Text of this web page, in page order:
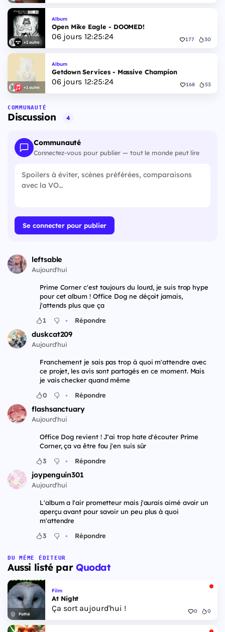
+1 autre
Album
Open Mike Eagle - DOOMED!
06jours 12:25:23 177 30
+1 autre
Album
Getdown Services - Massive Champion
06jours 12:25:23 168 53
COMMUNAUTÉ
Discussion 4
Communauté
Connectez-vous pour publier — tout le monde peut lire
Se connecter pour publier
leftsable
Aujourd'hui
Prime Corner c'est toujours du lourd, je suis trop hype
pour cet album ! Office Dog ne déçoit jamais,
j'attends plus que ça
1
• Répondre
duskcat209
Aujourd'hui
Franchement je sais pas trop à quoi m'attendre avec
ce projet, les avis sont partagés en ce moment. Mais
je vais checker quand même
0
• Répondre
flashsanctuary
Aujourd'hui
Office Dog revient ! J'ai trop hate d'écouter Prime
Corner, ça va être fou j'en suis sûr
3
• Répondre
joypenguin301
Aujourd'hui
L'album a l'air prometteur mais j'aurais aimé avoir un
aperçu avant pour savoir un peu plus à quoi
m'attendre
3
• Répondre
DU MÊME ÉDITEUR
Aussi listé par Quodat
Pathé
Film
At Night
Ça sort aujourd'hui ! 0 0